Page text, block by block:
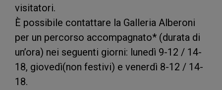
visitatori.
È possibile contattare la Galleria Alberoni
per un percorso accompagnato* (durata di
un’ora) nei seguenti giorni: lunedì 9-12 / 14-
18, giovedì(non festivi) e venerdì 8-12 / 14-
18.